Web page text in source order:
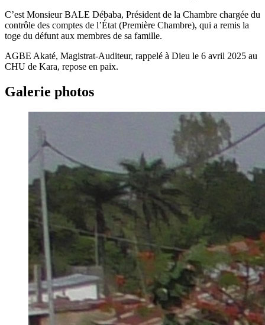
C’est Monsieur BALE Débaba, Président de la Chambre chargée du
contrôle des comptes de l’État (Première Chambre), qui a remis la
toge du défunt aux membres de sa famille.
AGBE Akaté, Magistrat-Auditeur, rappelé à Dieu le 6 avril 2025 au
CHU de Kara, repose en paix.
Galerie photos